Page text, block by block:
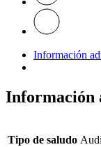
Información
Información
Tipo de saludo